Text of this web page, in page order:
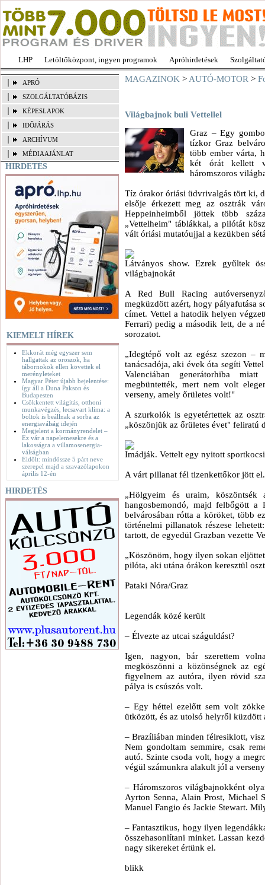
LHP Letöltőközpont, ingyen programok Apróhirdetések
APRÓ
SZOLGÁLTATÓBÁZIS
KÉPESLAPOK
IDŐJÁRÁS
ARCHÍVUM
MÉDIAAJÁNLAT
HIRDETÉS
KIEMELT HÍREK
Ekkorát még egyszer sem
hallgattak az oroszok, ha
tábornokok ellen követtek el
merényleteket
Magyar Péter újabb bejelentése:
így áll a Duna Pakson és
Budapesten
Csökkentett világítás, otthoni
munkavégzés, lecsavart klíma: a
boltok is beállnak a sorba az
energiaválság idején
Megjelent a kormányrendelet –
Ez vár a napelemesekre és a
lakosságra a villamosenergia-
válságban
Eldőlt: mindössze 5 párt neve
szerepel majd a szavazólapokon
április 12-én
HIRDETÉS
MAGAZINOK > AUTÓ-MOTOR >
Világbajnok buli Vettellel
Graz ‒ Egy
tízkor Graz
több ember várta,
két órát kellett
háromszoros
Tíz órakor óriási üdvrivalgás tört ki,
elsője érkezett meg az osztrák
Heppeinheimből jöttek több
„Vettelheim" táblákkal, a pilótát
vált óriási mutatóujjal a kezükben
Látványos show. Ezrek gyűltek
világbajnokát
A Red Bull Racing
megküzdött azért, hogy pályafutása
címet. Vettel a hatodik helyen
Ferrari) pedig a második lett, de a
sorozatot.
„Idegtépő volt az egész szezon –
tanácsadója, aki évek óta segíti
Valenciában generátorhiba
megbüntették, mert nem volt
verseny, amely őrületes volt!"
A szurkolók is egyetértettek az
„köszönjük az őrületes évet" feliratú
Imádják. Vettelt egy nyitott
A várt pillanat fél tizenkettőkor jött el.
„Hölgyeim és uraim,
hangosbemondó, majd felbőgött
belvárosában rótta a köröket, több
történelmi pillanatok részese
tartott, de egyedül Grazban vezette
„Köszönöm, hogy ilyen sokan
pilóta, aki utána órákon keresztül
Pataki Nóra/Graz
Legendák közé került
– Élvezte az utcai száguldást?
Igen, nagyon, bár szerettem
megköszönni a közönségnek az
figyelnem az autóra, ilyen rövid
pálya is csúszós volt.
– Egy héttel ezelőtt sem volt
ütközött, és az utolsó helyről
– Brazíliában minden félresiklott,
Nem gondoltam semmire, csak
autó. Szinte csoda volt, hogy a
végül számunkra alakult jól a
– Háromszoros világbajnokként
Ayrton Senna, Alain Prost, Michael
Manuel Fangio és Jackie Stewart.
– Fantasztikus, hogy ilyen
összehasonlítani minket. Lassan
nagy sikereket értünk el.
blikk